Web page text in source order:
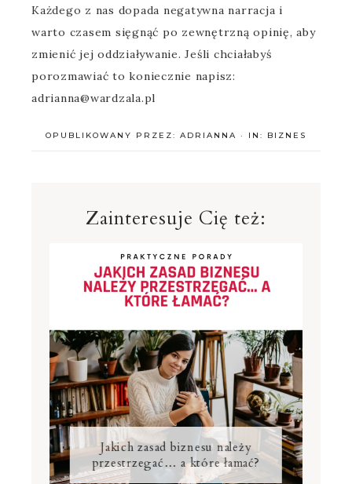
Każdego z nas dopada negatywna narracja i
warto czasem sięgnąć po zewnętrzną opinię, aby
zmienić jej oddziaływanie. Jeśli chciałabyś
porozmawiać to koniecznie napisz:
adrianna@wardzala.pl
OPUBLIKOWANY PRZEZ: ADRIANNA · IN: BIZNES
Zainteresuje Cię też:
Jakich zasad biznesu należy
przestrzegać… a które łamać?